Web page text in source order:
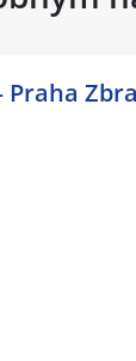
Praha